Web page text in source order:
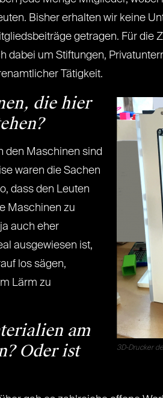
Bisher erhalten wir keine
getragen. Für die
dabei um Stiftungen,
Tätigkeit.
3D-Drucker
die hier
den Maschinen sind
waren die Sachen
dass den Leuten
Maschinen zu
auch eher
ausgewiesen ist,
los sägen,
Lärm zu
am
Oder ist